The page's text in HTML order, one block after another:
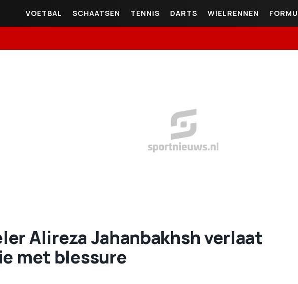
VOETBAL SCHAATSEN TENNIS DARTS WIELRENNEN
Alireza Jahanbakhsh verlaat
met blessure